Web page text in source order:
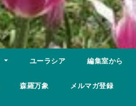
ユーラシア 編集室から
森羅万象 メルマガ登録